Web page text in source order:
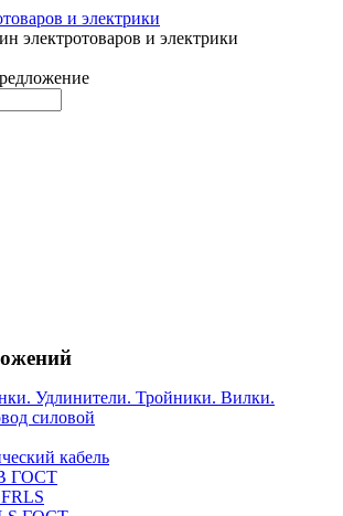
электротоваров и электрики
Удлинители. Тройники. Вилки.
силовой
кабель
ГОСТ